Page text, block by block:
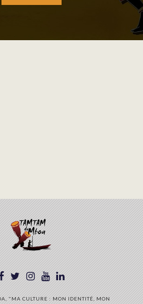
"MA CULTURE : MON IDENTITÉ, MON